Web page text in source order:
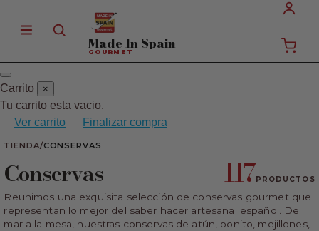
Made In Spain
GOURMET
Carrito ×
Tu carrito esta vacio.
Ver carrito
Finalizar compra
TIENDA/CONSERVAS
Conservas
Reunimos una exquisita selección de conservas gourmet que
representan lo mejor del saber hacer artesanal español. Del
mar a la mesa, nuestras conservas de atún, bonito, mejillones,
117PRODUCTOS